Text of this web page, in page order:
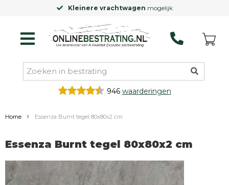
Kleinere vrachtwagen mogelijk
946 waarderingen
Home Essenza Burnt tegel 80x80x2 cm
Essenza Burnt tegel 80x80x2 cm